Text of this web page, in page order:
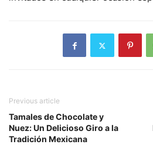
Previous article
Tamales de Chocolate y
Nuez: Un Delicioso Giro a la
Tradición Mexicana